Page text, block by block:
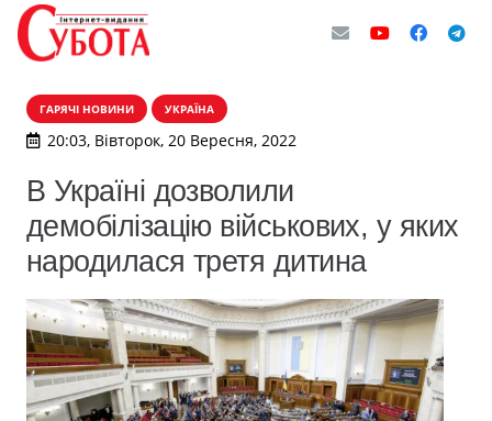
ГАРЯЧІ НОВИНИ УКРАЇНА
20:03, Вівторок, 20 Вересня, 2022
В Україні дозволили
демобілізацію військових, у яких
народилася третя дитина